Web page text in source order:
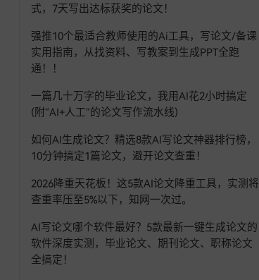
式，7天写出达标获奖的论文！
强推10个最适合教师使用的Ai工具，写论文/备课
实用指南，从找资料、写教案到生成PPT全跑
通！！
一篇几十万字的毕业论文，我用AI花2小时搞定
(附“AI+人工”的论文写作流水线)
如何AI生成论文？精选8款AI写论文神器排行榜，
10分钟搞定1篇论文，避开论文查重！
2026降重天花板！这5款AI论文降重工具，实测将
查重率压至5%以下，知网一次过。
AI写论文哪个软件最好？5款最新一键生成论文的
软件深度实测，毕业论文、期刊论文、职称论文
全搞定！